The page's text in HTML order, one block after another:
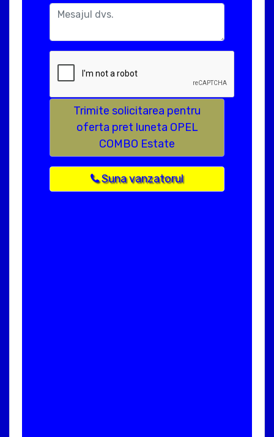
Trimite solicitarea pentru
oferta pret luneta OPEL
COMBO Estate
Suna vanzatorul